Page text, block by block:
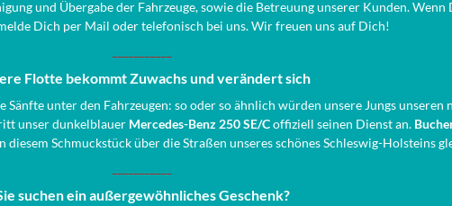
und Übergabe der Fahrzeuge, sowie die Betreuung unserer Kunden. Wenn
Dich per Mail oder telefonisch bei uns. Wir freuen uns auf Dich!
Flotte bekommt Zuwachs und verändert sich
unter den Fahrzeugen: so oder so ähnlich würden unsere Jungs unseren
unser dunkelblauer Mercedes-Benz 250 SE/Coffiziell seinen Dienst an.
diesem Schmuckstück über die Straßen unseres schönes Schleswig-Holsteins
suchen ein außergewöhnliches Geschenk?